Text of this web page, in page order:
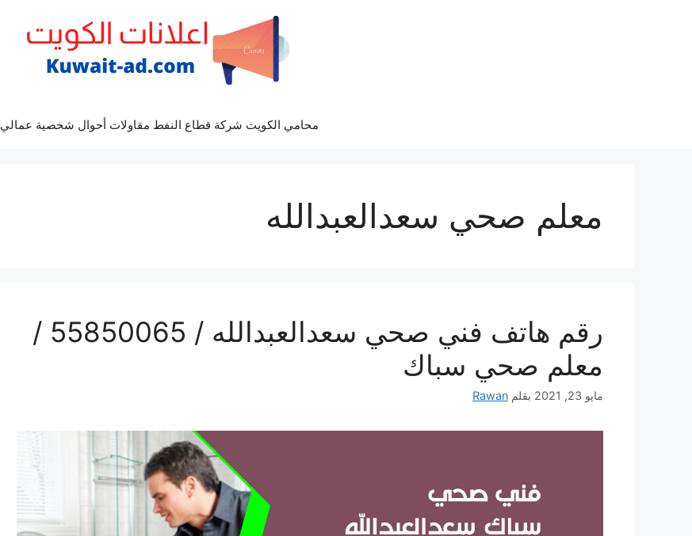
محامي الكويت شركة قطاع النفط مقاولات أحوال شخصية عمالي
معلم صحي سعدالعبدالله
رقم هاتف فني صحي سعدالعبدالله / 55850065 /
معلم صحي سباك
مايو 23, 2021 بقلم Rawan